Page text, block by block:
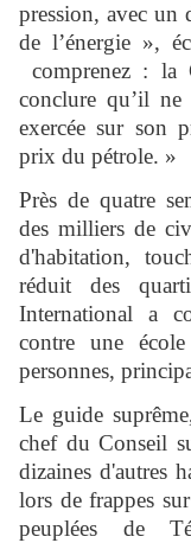
pression, avec un
de l’énergie »,
comprenez : la
conclure qu’il ne
exercée sur son
prix du pétrole. »
Près de quatre
des milliers de
d'habitation,
réduit des
International a
contre une
personnes,
Le guide
chef du Conseil
dizaines d'autres
lors de frappes
peuplées de